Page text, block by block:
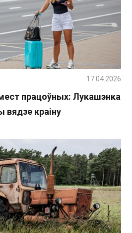
працоўных: Лукашэнка
вядзе краіну
17.04.2026